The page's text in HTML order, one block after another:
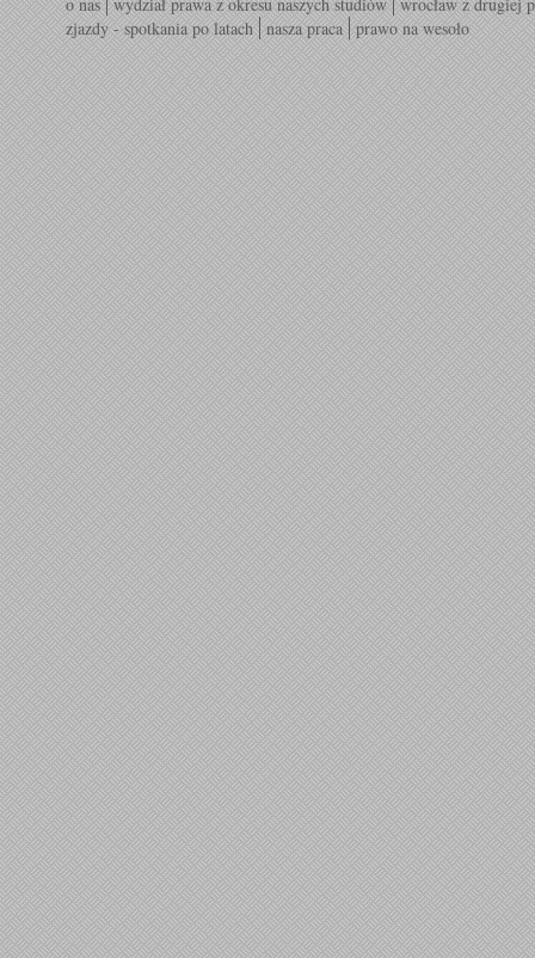
zjazdy - spotkania po latach nasza praca prawo na wesoło